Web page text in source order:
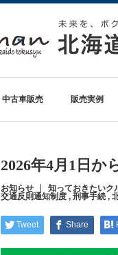
中古車販売 販売実例
2026年4月1日か
お知らせ
知っておきたいク
交通反則通知制度 , 刑事手続 ,
Tweet Share